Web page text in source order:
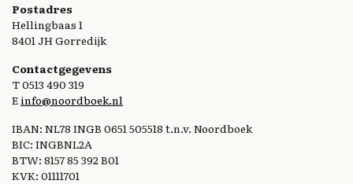
Postadres
Hellingbaas 1
8401 JH Gorredijk
Contactgegevens
T 0513 490 319
E info@noordboek.nl
IBAN: NL78 INGB 0651 505518 t.n.v. Noordboek
BIC: INGBNL2A
BTW: 8157 85 392 B01
KVK: 01111701